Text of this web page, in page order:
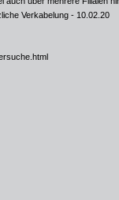
Verkabelung - 10.02.20